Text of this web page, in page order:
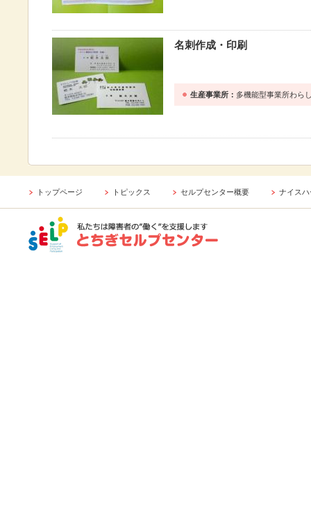
名刺作成・印刷
生産事業所： 多機能型事業所わら
トップページ トピックス セルプセンター概要 ナイス